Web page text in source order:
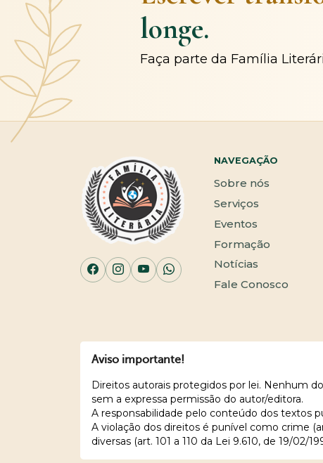
longe.
Faça parte da Família
NAVEGAÇÃO
Sobre nós
Serviços
Eventos
Formação
Notícias
Fale Conosco
Aviso importante!
Direitos autorais protegidos por lei. Nenhum
sem a expressa permissão do autor/editora.
A responsabilidade pelo conteúdo dos textos
A violação dos direitos é punível como crime
diversas (art. 101 a 110 da Lei 9.610, de 19/02/